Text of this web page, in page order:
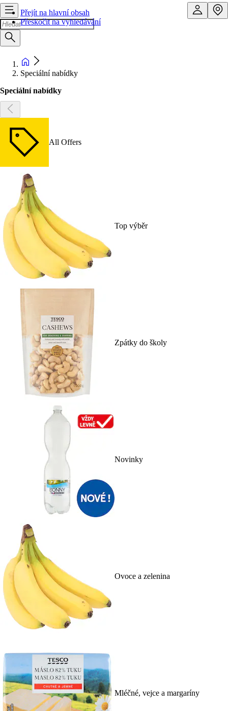
Přejít na hlavní obsah
Přeskočit na vyhledávání
Speciální nabídky
Speciální nabídky
All Offers
Top výběr
Zpátky do školy
Novinky
Ovoce a zelenina
Mléčné, vejce a margaríny